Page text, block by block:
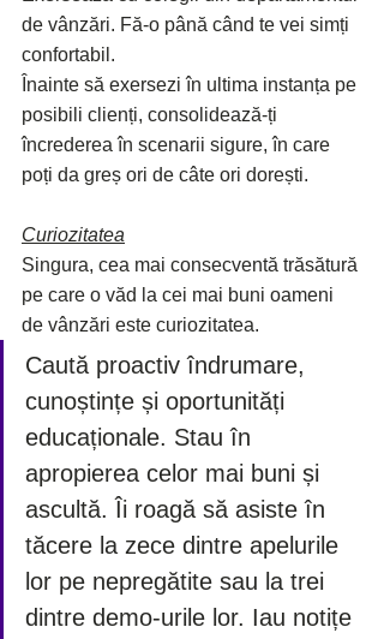
de vânzări. Fă-o până când te vei simți
confortabil.
Înainte să exersezi în ultima instanța pe
posibili clienți, consolidează-ți
încrederea în scenarii sigure, în care
poți da greș ori de câte ori dorești.
Curiozitatea
Singura, cea mai consecventă trăsătură
pe care o văd la cei mai buni oameni
de vânzări este curiozitatea.
Caută proactiv îndrumare,
cunoștințe și oportunități
educaționale. Stau în
apropierea celor mai buni și
ascultă. Îi roagă să asiste în
tăcere la zece dintre apelurile
lor pe nepregătite sau la trei
dintre demo-urile lor. Iau notițe